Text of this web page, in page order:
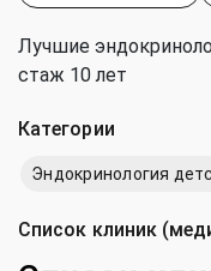
Лучшие
стаж 10 лет
Категории
Эндокринология
Список клиник